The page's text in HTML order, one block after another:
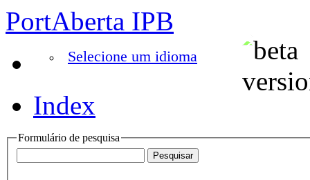
PortAberta IPB
Selecione um idioma
Index
Formulário de pesquisa